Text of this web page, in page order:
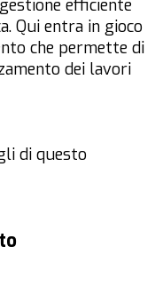
efficiente
Qui entra in gioco
che permette di
dei lavori
di questo